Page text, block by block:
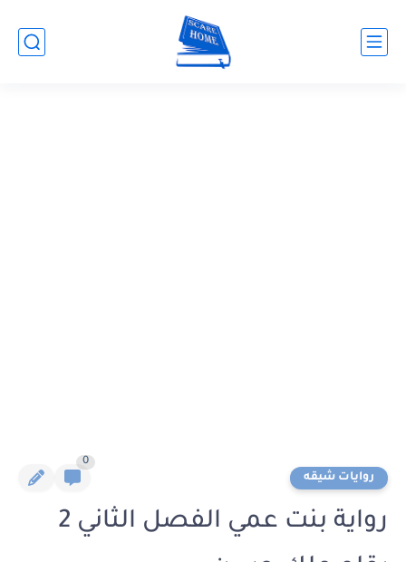
روايات شيقه
0
رواية بنت عمي الفصل الثاني 2